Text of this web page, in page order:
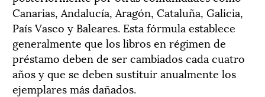
Canarias, Andalucía, Aragón, Cataluña, Galicia,
País Vasco y Baleares. Esta fórmula establece
generalmente que los libros en régimen de
préstamo deben de ser cambiados cada cuatro
años y que se deben sustituir anualmente los
ejemplares más dañados.